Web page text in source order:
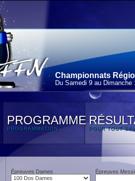
Championnats
Du Samedi 9 au Dimanche
PROGRAMME
PROGRAMMATION POUR TOUT
Épreuves Dames Épreuves